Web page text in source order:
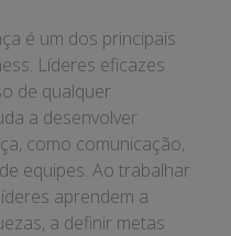
é um dos principais
Líderes eficazes
de qualquer
a desenvolver
como comunicação,
equipes. Ao trabalhar
aprendem a
a definir metas